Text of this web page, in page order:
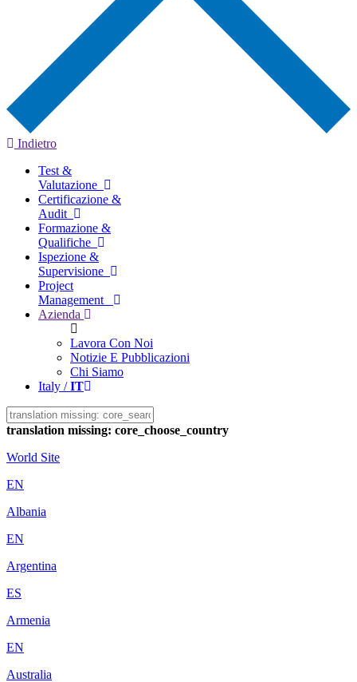
Indietro
Test &
Valutazione
Certificazione &
Audit
Formazione &
Qualifiche
Ispezione &
Supervisione
Project
Management
Azienda
Lavora Con Noi
Notizie E Pubblicazioni
Chi Siamo
Italy /IT
translation missing: core_choose_country
World Site
EN
Albania
EN
Argentina
ES
Armenia
EN
Australia